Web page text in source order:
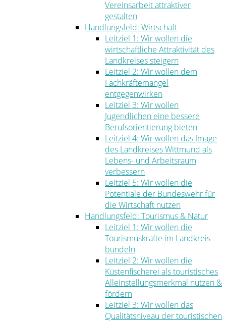
Vereinsarbeit attraktiver
gestalten
Handlungsfeld: Wirtschaft
Leitziel 1: Wir wollen die
wirtschaftliche Attraktivität des
Landkreises steigern
Leitziel 2: Wir wollen dem
Fachkräftemangel
entgegenwirken
Leitziel 3: Wir wollen
Jugendlichen eine bessere
Berufsorientierung bieten
Leitziel 4: Wir wollen das Image
des Landkreises Wittmund als
Lebens- und Arbeitsraum
verbessern
Leitziel 5: Wir wollen die
Potentiale der Bundeswehr für
die Wirtschaft nutzen
Handlungsfeld: Tourismus & Natur
Leitziel 1: Wir wollen die
Tourismuskräfte im Landkreis
bündeln
Leitziel 2: Wir wollen die
Küstenfischerei als touristisches
Alleinstellungsmerkmal nutzen &
fördern
Leitziel 3: Wir wollen das
Qualitätsniveau der touristischen